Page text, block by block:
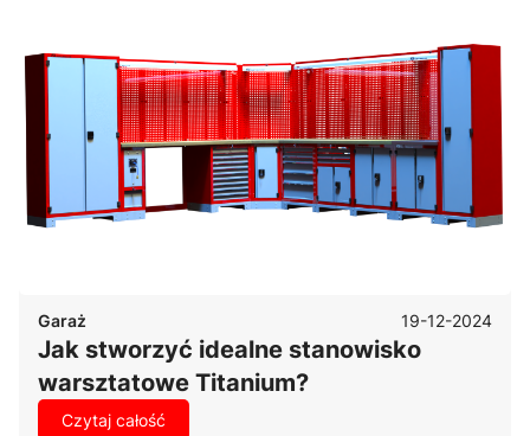
Garaż 19-12-2024
Jak stworzyć idealne stanowisko
warsztatowe Titanium?
Czytaj całość